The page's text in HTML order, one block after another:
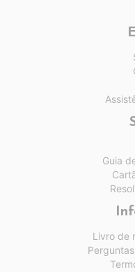
Guia
Livro de